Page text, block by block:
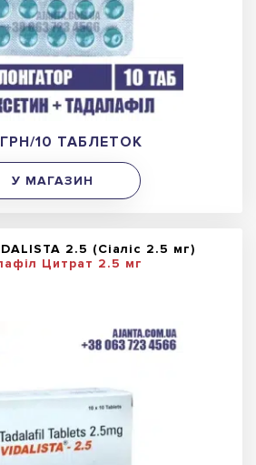
10 ТАБЛЕТОК
У МАГАЗИН
2.5 (Сіаліс 2.5 мг)
Цитрат 2.5 мг